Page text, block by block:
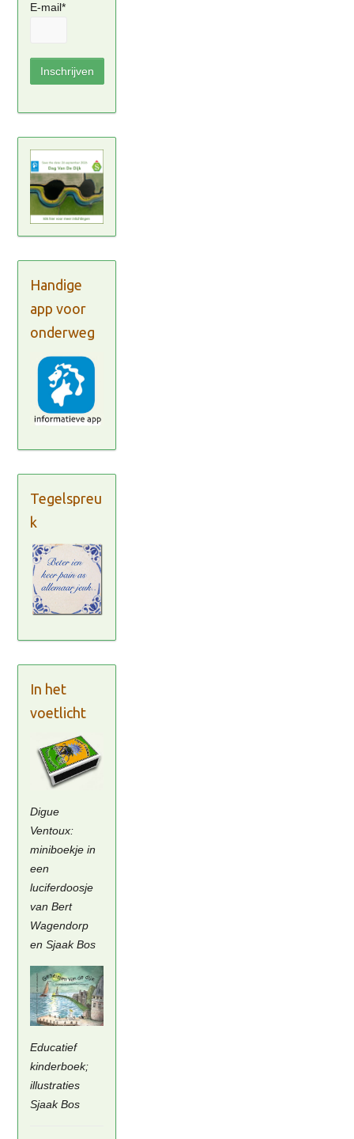
E-mail*
Handige
app voor
onderweg
Tegelspreu
k
In het
voetlicht
Digue
Ventoux:
miniboekje in
een
luciferdoosje
van Bert
Wagendorp
en Sjaak Bos
Educatief
kinderboek;
illustraties
Sjaak Bos